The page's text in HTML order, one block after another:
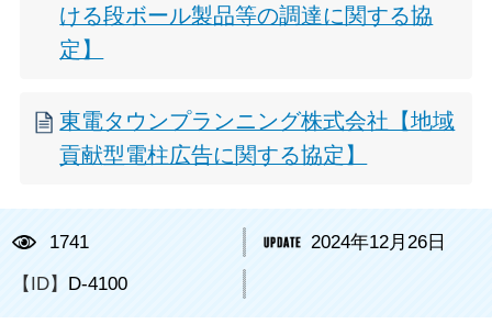
ける段ボール製品等の調達に関する協
定】
東電タウンプランニング株式会社【地域
貢献型電柱広告に関する協定】
1741 2024年12月26日
【ID】 D-4100